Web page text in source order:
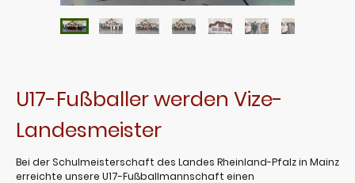
U17-Fußballer werden Vize-
Landesmeister
Bei der Schulmeisterschaft des Landes Rheinland-Pfalz in Mainz
erreichte unsere U17-Fußballmannschaft einen